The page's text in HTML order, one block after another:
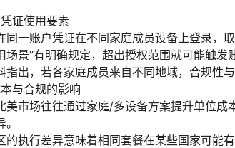
证使用要素
同一账户凭证在不同家庭成员设备上登录，
场景”有明确规定，超出授权范围就可能触发
指出，若各家庭成员来自不同地域，合规性
与合规的影响
美市场往往通过家庭/多设备方案提升单位
的执行差异意味着相同套餐在某些国家可能